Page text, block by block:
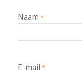
Naam *
E-mail *